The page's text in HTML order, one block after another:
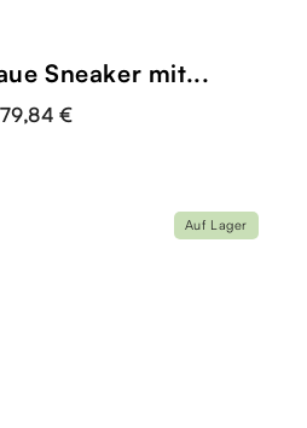
Sneaker mit...
79,84 €
Auf Lager